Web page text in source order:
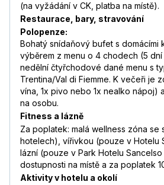
(na vyžádání v CK, platba na místě).
Restaurace, bary, stravování
Polopenze:
Bohatý snídaňový bufet s domácími
výběrem z menu o 4 chodech (5
nedělní čtyřchodové dané menu s
Trentina/Val di Fiemme. K večeři je
vína, 1x pivo nebo 1x nealko nápoj)
na osobu.
Fitness a lázně
Za poplatek: malá wellness zóna se
hotelech), vířivkou (pouze v Hotelu
lázní (pouze v Park Hotelu
dostupnosti na místě a za poplatek
Aktivity v hotelu a okolí